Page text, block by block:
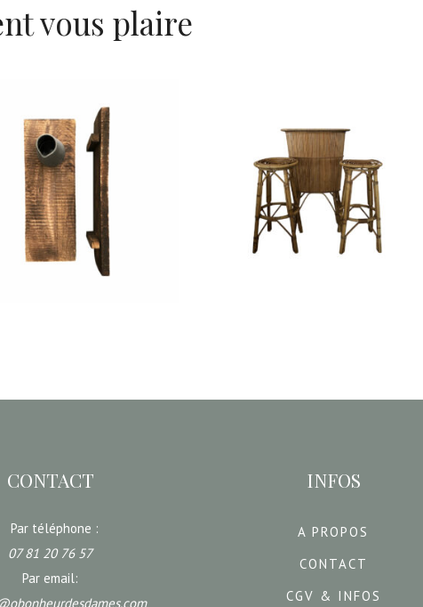
vous plaire
Bois « Rustic »
3,80€
Bar Rotin 2 tabourets
« Gregoire »
35,00 €
CONTACT
Par téléphone :
07 81 20 76 57
Par email:
INFOS
A PROPOS
CONTACT
CGV & INFOS